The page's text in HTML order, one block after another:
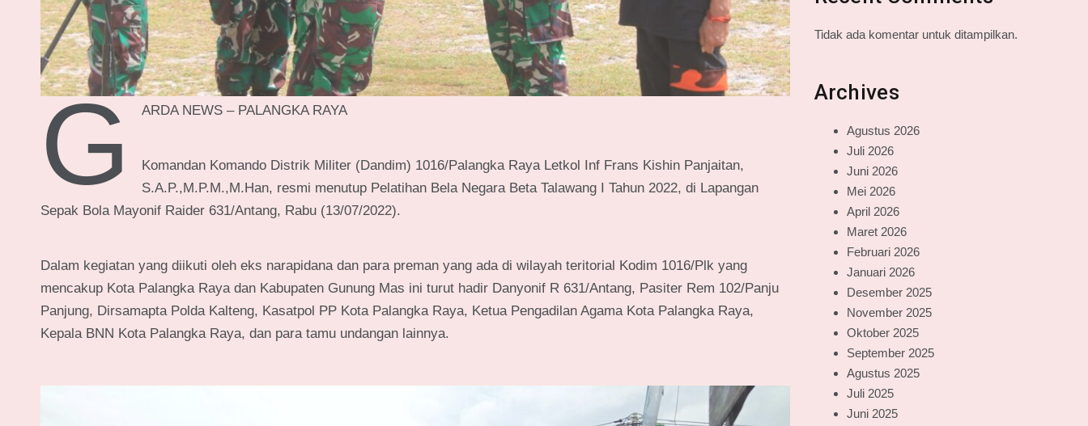
G ARDA NEWS – PALANGKA RAYA
Komandan Komando Distrik Militer (Dandim) 1016/Palangka Raya Letkol Inf Frans Kishin Panjaitan,
S.A.P.,M.P.M.,M.Han, resmi menutup Pelatihan Bela Negara Beta Talawang I Tahun 2022, di Lapangan
Sepak Bola Mayonif Raider 631/Antang, Rabu (13/07/2022).
Dalam kegiatan yang diikuti oleh eks narapidana dan para preman yang ada di wilayah teritorial Kodim 1016/Plk yang
mencakup Kota Palangka Raya dan Kabupaten Gunung Mas ini turut hadir Danyonif R 631/Antang, Pasiter Rem 102/Panju
Panjung, Dirsamapta Polda Kalteng, Kasatpol PP Kota Palangka Raya, Ketua Pengadilan Agama Kota Palangka Raya,
Kepala BNN Kota Palangka Raya, dan para tamu undangan lainnya.
Tidak ada komentar untuk ditampilkan.
Archives
Agustus 2026
Juli 2026
Juni 2026
Mei 2026
April 2026
Maret 2026
Februari 2026
Januari 2026
Desember 2025
November 2025
Oktober 2025
September 2025
Agustus 2025
Juli 2025
Juni 2025